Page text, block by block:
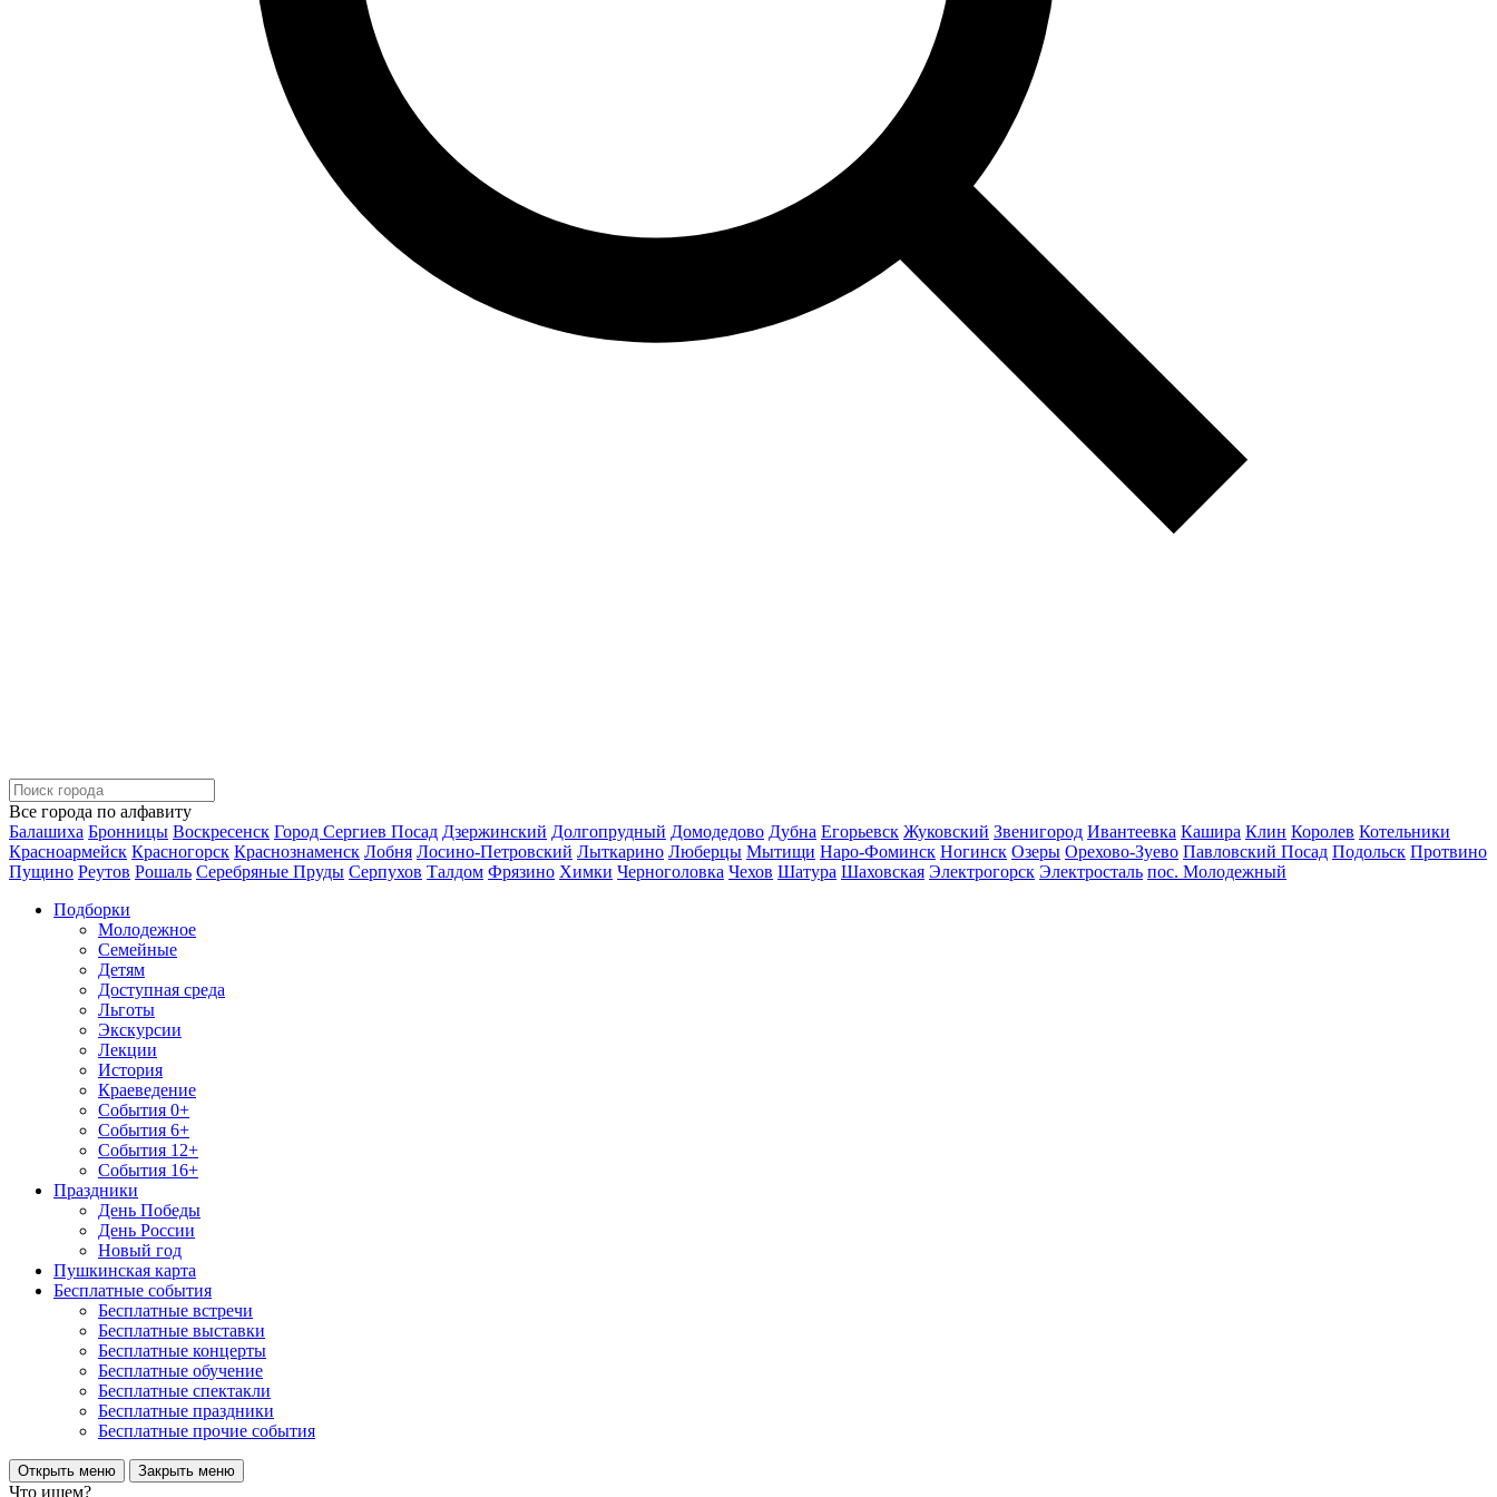
Все города по алфавиту
Балашиха Бронницы Воскресенск Город Сергиев Посад Дзержинский Долгопрудный Домодедово Дубна Егорьевск Жуковский Звенигород Ивантеевка Кашира Клин Королев Котельники
Красноармейск Красногорск Краснознаменск Лобня Лосино-Петровский Лыткарино Люберцы Мытищи Наро-Фоминск Ногинск Озеры Орехово-Зуево Павловский Посад Подольск Протвино
Пущино Реутов Рошаль Серебряные Пруды Серпухов Талдом Фрязино Химки Черноголовка Чехов Шатура Шаховская Электрогорск Электросталь пос. Молодежный
Подборки
Молодежное
Семейные
Детям
Доступная среда
Льготы
Экскурсии
Лекции
История
Краеведение
События 0+
События 6+
События 12+
События 16+
Праздники
День Победы
День России
Новый год
Пушкинская карта
Бесплатные события
Бесплатные встречи
Бесплатные выставки
Бесплатные концерты
Бесплатные обучение
Бесплатные спектакли
Бесплатные праздники
Бесплатные прочие события
Открыть меню Закрыть меню
Что ищем?